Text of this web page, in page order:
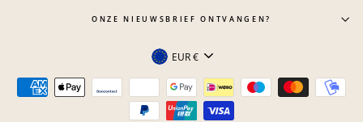
ONZE NIEUWSBRIEF ONTVANGEN?
Valuta
EUR €